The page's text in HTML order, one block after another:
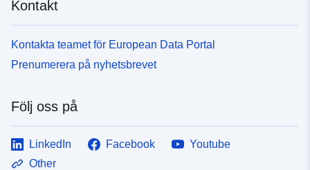
Kontakt
Kontakta teamet för European Data Portal
Prenumerera på nyhetsbrevet
Följ oss på
LinkedIn Facebook
Youtube
Other